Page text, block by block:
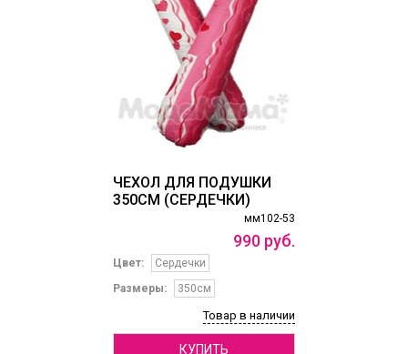
ЧЕХОЛ ДЛЯ ПОДУШКИ
350СМ (СЕРДЕЧКИ)
мм102-53
990 руб.
Цвет:
Сердечки
Размеры:
350см
Товар в наличии
КУПИТЬ